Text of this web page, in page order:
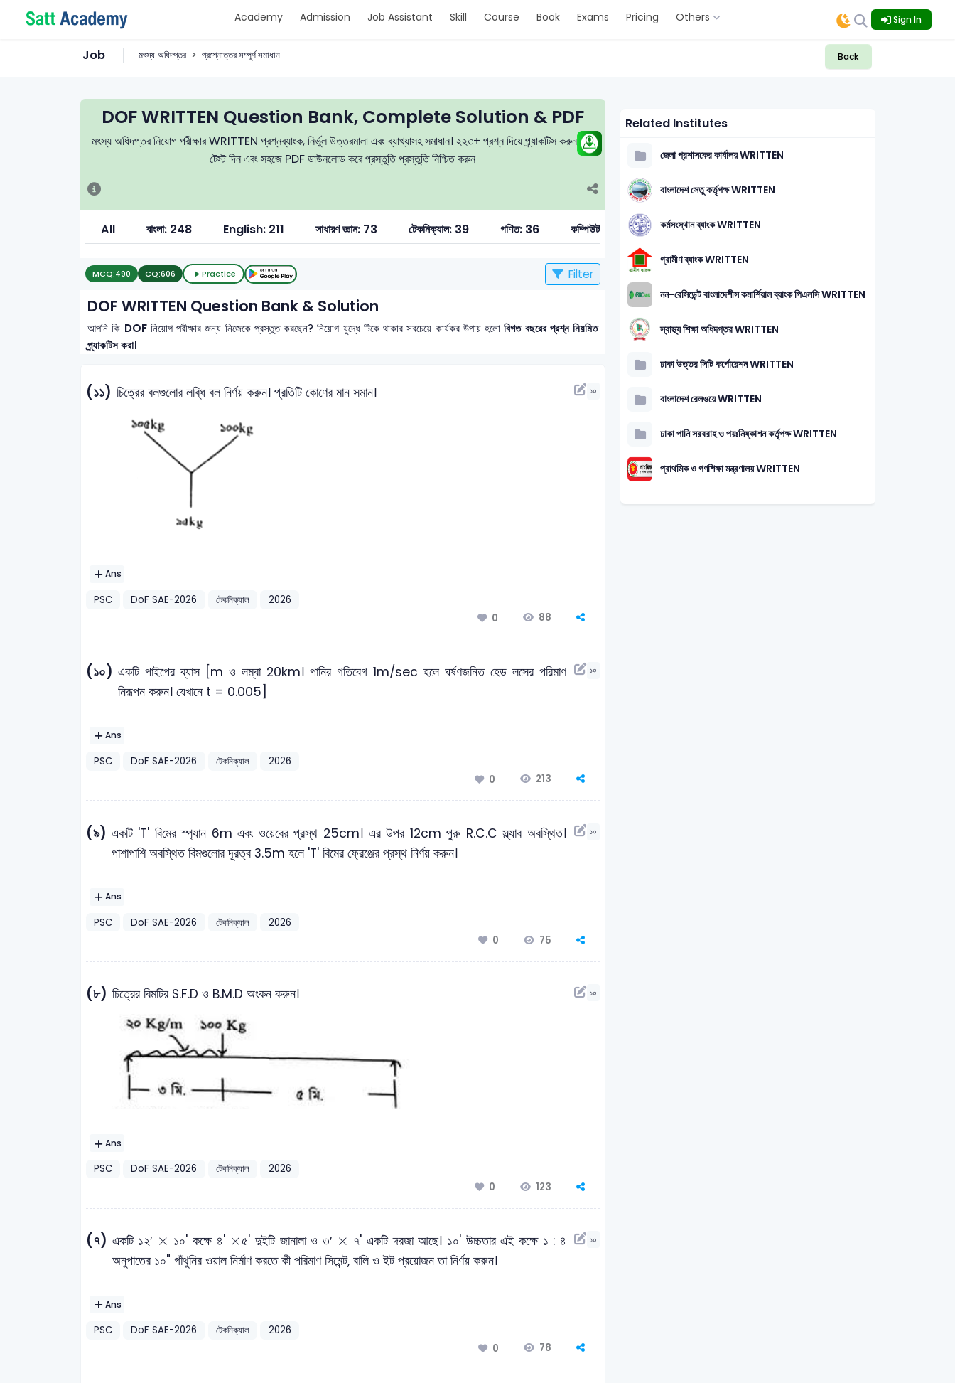
Academy Admission Job Assistant Skill Course Book Exams Pricing Others Sign In
Job মৎস্য অধিদপ্তর প্রশ্নোত্তর সম্পূর্ণ সমাধান Back
DOF WRITTEN Question Bank, Complete Solution & PDF
মৎস্য অধিদপ্তর নিয়োগ পরীক্ষার WRITTEN প্রশ্নব্যাংক, নির্ভুল উত্তরমালা এবং ব্যাখ্যাসহ সমাধান। ২২৩+ প্রশ্ন দিয়ে প্র্যাকটিস করুন, মক
টেস্ট দিন এবং সহজে PDF ডাউনলোড করে প্রস্তুতি প্রস্তুতি নিশ্চিত করুন
All বাংলা: 248 English: 211 সাধারণ জ্ঞান: 73 টেকনিক্যাল: 39 গণিত: 36 কম্পিউটার ও তথ্য প্রযুক্তি (Computer & ICT): 13
MCQ:490 CQ:606 Practice Filter
DOF WRITTEN Question Bank & Solution
আপনি কি DOFনিয়োগ পরীক্ষার জন্য নিজেকে প্রস্তুত করছেন? নিয়োগ যুদ্ধে টিকে থাকার সবচেয়ে কার্যকর উপায় হলোবিগত বছরের প্রশ্ন নিয়মিত
প্র্যাকটিস করা।
(১১) চিত্রের বলগুলোর লব্ধি বল নির্ণয় করুন। প্রতিটি কোণের মান সমান। ১০
Ans
PSC DoF SAE-2026 টেকনিক্যাল
2026
0
88
(১০) একটি পাইপের ব্যাস [m ও লম্বা 20km। পানির গতিবেগ 1m/sec হলে ঘর্ষণজনিত হেড লসের পরিমাণ
নিরূপন করুন। যেখানে t = 0.005]
১০
Ans
PSC DoF SAE-2026 টেকনিক্যাল
2026
0
213
(৯) একটি 'T' বিমের স্প্যান 6m এবং ওয়েবের প্রস্থ 25cm। এর উপর 12cm পুরু R.C.C স্ল্যাব অবস্থিত।
পাশাপাশি অবস্থিত বিমগুলোর দূরত্ব 3.5m হলে 'T' বিমের ফ্রেঞ্জের প্রস্থ নির্ণয় করুন।
১০
Ans
PSC DoF SAE-2026 টেকনিক্যাল
2026
0
75
(৮) চিত্রের বিমটির S.F.D ও B.M.D অংকন করুন। ১০
Ans
PSC DoF SAE-2026 টেকনিক্যাল
2026
0
123
(৭) একটি ১২′ ×
× ১০' কক্ষে ৪' ×
×৫' দুইটি জানালা ও ৩′ ×
× ৭' একটি দরজা আছে। ১০' উচ্চতার এই কক্ষে ১ : ৪
অনুপাতের ১০" গাঁথুনির ওয়াল নির্মাণ করতে কী পরিমাণ সিমেন্ট, বালি ও ইট প্রয়োজন তা নির্ণয় করুন।
১০
Ans
PSC DoF SAE-2026 টেকনিক্যাল
2026
0
78
Related Institutes
জেলা প্রশাসকের কার্যালয় WRITTEN
বাংলাদেশ সেতু কর্তৃপক্ষ WRITTEN
কর্মসংস্থান ব্যাংক WRITTEN
গ্রামীণ ব্যাংক WRITTEN
নন-রেসিডেন্ট বাংলাদেশীস কমার্শিয়াল ব্যাংক পিএলসি WRITTEN
স্বাস্থ্য শিক্ষা অধিদপ্তর WRITTEN
ঢাকা উত্তর সিটি কর্পোরেশন WRITTEN
বাংলাদেশ রেলওয়ে WRITTEN
ঢাকা পানি সরবরাহ ও পয়ঃনিষ্কাশন কর্তৃপক্ষ WRITTEN
প্রাথমিক ও গণশিক্ষা মন্ত্রণালয় WRITTEN